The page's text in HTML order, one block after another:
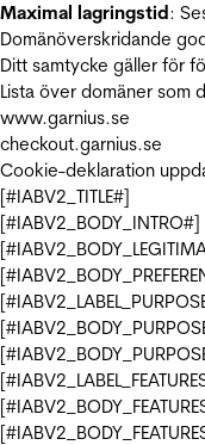
Maximal lagringstid:
Domänöverskridande
Ditt samtycke gäller för
Lista över domäner som
www.garnius.se
checkout.garnius.se
Cookie-deklaration
[#IABV2_TITLE#]
[#IABV2_BODY_INTRO#]